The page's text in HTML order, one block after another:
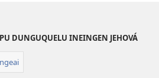
DUNGUQUELU INEINGEN JEHOVÁ